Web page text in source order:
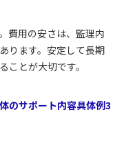
費用の安さは、監理内
ります。安定して長期
ことが大切です。
のサポート内容具体例3